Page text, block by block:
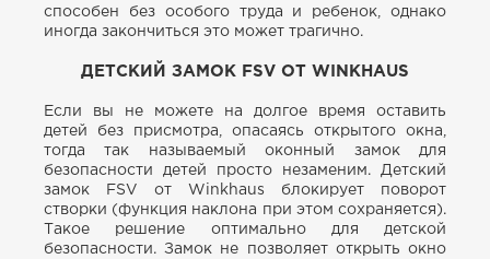
способен без особого труда и ребенок, однако
иногда закончиться это может трагично.
ДЕТСКИЙ ЗАМОК FSV ОТ WINKHAUS
Если вы не можете на долгое время оставить
детей без присмотра, опасаясь открытого окна,
тогда так называемый оконный замок для
безопасности детей просто незаменим. Детский
замок FSV от Winkhaus блокирует поворот
створки (функция наклона при этом сохраняется).
Такое решение оптимально для детской
безопасности. Замок не позволяет открыть окно